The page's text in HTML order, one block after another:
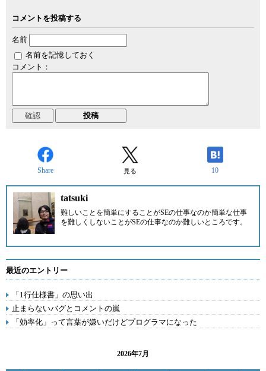
コメントを投稿する
名前
名前を記憶しておく
コメント：
Share 見る 10
tatsuki
難しいことを簡単にすることがSEの仕事なのか簡単な仕事
を難しくしないことがSEの仕事なのか難しいところです。
最近のエントリー
「1行仕様書」の思い出
止まらないバグとコメントの嵐
「効率化」って言葉が嫌いだけどプログラマになった
2026年7月